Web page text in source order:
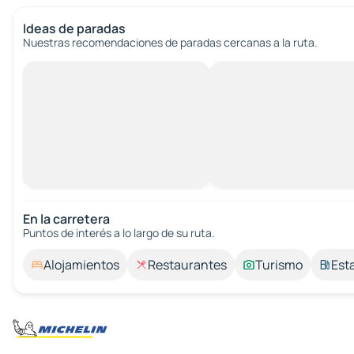
Ideas de paradas
Nuestras recomendaciones de paradas cercanas a la ruta.
En la carretera
Puntos de interés a lo largo de su ruta.
Alojamientos Restaurantes Turismo